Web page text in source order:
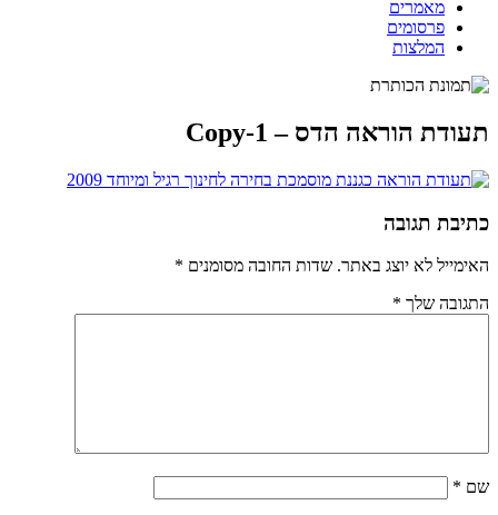
מאמרים
פרסומים
המלצות
תעודת הוראה הדס – Copy-1
כתיבת תגובה
האימייל לא יוצג באתר. שדות החובה מסומנים *
התגובה שלך *
שם *